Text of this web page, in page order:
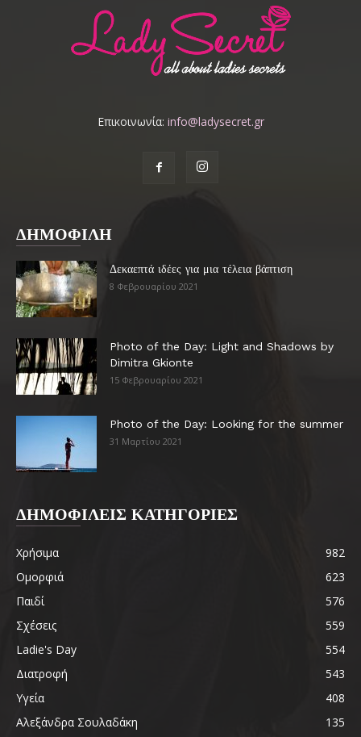
Επικοινωνία: info@ladysecret.gr
ΔΗΜΟΦΙΛΗ
Δεκαεπτά ιδέες για μια τέλεια βάπτιση
8 Φεβρουαρίου 2021
Photo of the Day: Light and Shadows by
Dimitra Gkionte
15 Φεβρουαρίου 2021
Photo of the Day: Looking for the summer
31 Μαρτίου 2021
ΔΗΜΟΦΙΛΕΙΣ ΚΑΤΗΓΟΡΙΕΣ
Χρήσιμα
982
Ομορφιά
623
Παιδί
576
Σχέσεις
559
Ladie's Day
554
Διατροφή
543
Υγεία
408
Αλεξάνδρα Σουλαδάκη
135